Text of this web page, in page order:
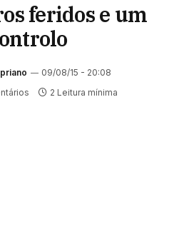
feridos e um
09/08/15 - 20:08
2 Leitura mínima